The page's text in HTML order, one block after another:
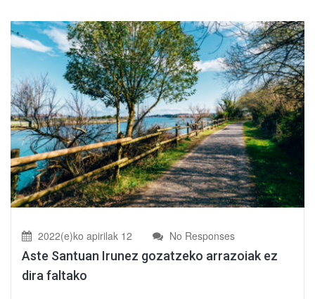
2022(e)ko apirilak 12 No Responses
Aste Santuan Irunez gozatzeko arrazoiak ez
dira faltako